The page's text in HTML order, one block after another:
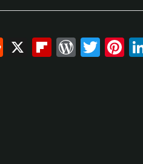
Reddit
X Flipboard